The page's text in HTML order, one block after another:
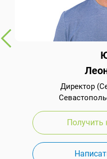
Директор
Получить